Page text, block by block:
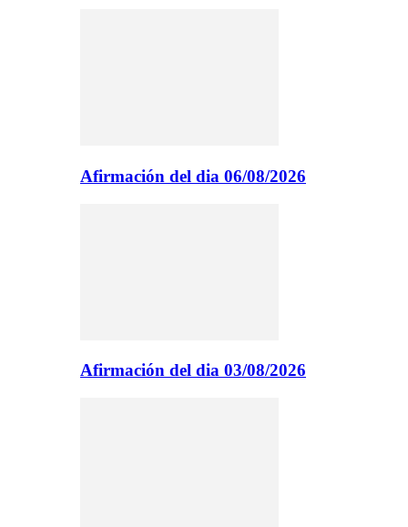
Afirmación del dia 06/08/2026
Afirmación del dia 03/08/2026